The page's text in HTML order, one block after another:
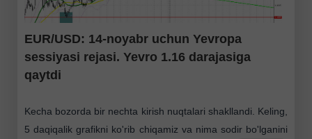
EUR/USD: 14-noyabr uchun Yevropa
sessiyasi rejasi. Yevro 1.16 darajasiga
qaytdi
Kecha bozorda bir nechta kirish nuqtalari shakllandi. Keling,
5 daqiqalik grafikni ko'rib chiqamiz va nima sodir bo'lganini